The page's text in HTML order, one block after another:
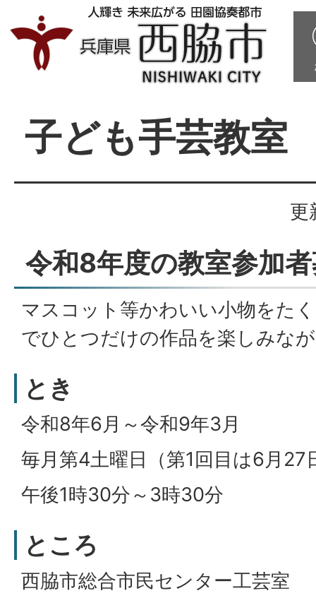
子ども手芸教室
更
令和8年度の教室参加
マスコット等かわいい小物をた
でひとつだけの作品を楽しみな
とき
令和8年6月～令和9年3月
毎月第4土曜日（第1回目は6月27
午後1時30分～3時30分
ところ
西脇市総合市民センター工芸室